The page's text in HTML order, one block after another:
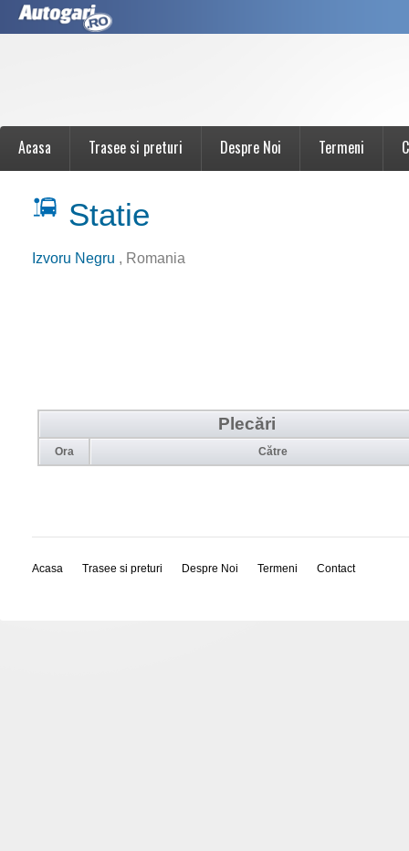
Acasa Trasee si preturi Despre Noi Termeni
Statie
Izvoru Negru , Romania
Plecări
Ora Către
Acasa Trasee si preturi Despre Noi Termeni Contact